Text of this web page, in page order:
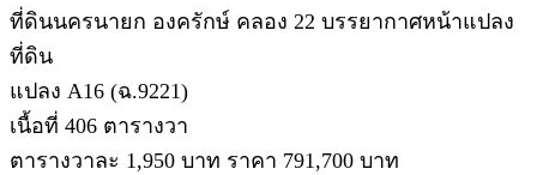
ที่ดินนครนายก องครักษ์ คลอง 22 บรรยากาศหน้าแปลง
ที่ดิน
แปลง A16 (ฉ.9221)
เนื้อที่ 406 ตารางวา
ตารางวาละ 1,950 บาท ราคา 791,700 บาท